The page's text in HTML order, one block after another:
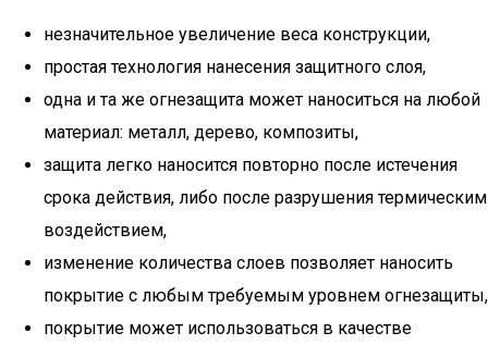
незначительное увеличение веса конструкции,
простая технология нанесения защитного слоя,
одна и та же огнезащита может наноситься на любой
материал: металл, дерево, композиты,
защита легко наносится повторно после истечения
срока действия, либо после разрушения термическим
воздействием,
изменение количества слоев позволяет наносить
покрытие с любым требуемым уровнем огнезащиты,
покрытие может использоваться в качестве